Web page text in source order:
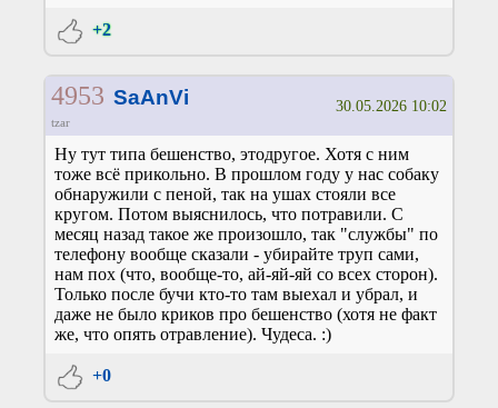
+2
4953 SaAnVi
tzar
30.05.2026 10:02
Ну тут типа бешенство, этодругое. Хотя с ним
тоже всё прикольно. В прошлом году у нас собаку
обнаружили с пеной, так на ушах стояли все
кругом. Потом выяснилось, что потравили. С
месяц назад такое же произошло, так "службы" по
телефону вообще сказали - убирайте труп сами,
нам пох (что, вообще-то, ай-яй-яй со всех сторон).
Только после бучи кто-то там выехал и убрал, и
даже не было криков про бешенство (хотя не факт
же, что опять отравление). Чудеса. :)
+0